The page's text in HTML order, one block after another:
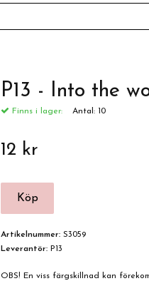
P13 - Into the
Finns i lager: Antal: 10
12 kr
Artikelnummer: S3059
Leverantör: P13
OBS! En viss färgskillnad kan